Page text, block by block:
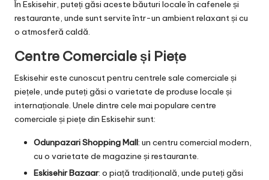
În Eskisehir, puteți găsi aceste băuturi locale în cafenele și
restaurante, unde sunt servite într-un ambient relaxant și cu
o atmosferă caldă.
Centre Comerciale și Piețe
Eskisehir este cunoscut pentru centrele sale comerciale și
piețele, unde puteți găsi o varietate de produse locale și
internaționale. Unele dintre cele mai populare centre
comerciale și piețe din Eskisehir sunt:
Odunpazari Shopping Mall: un centru comercial modern,
cu o varietate de magazine și restaurante.
Eskisehir Bazaar: o piață tradițională, unde puteți găsi